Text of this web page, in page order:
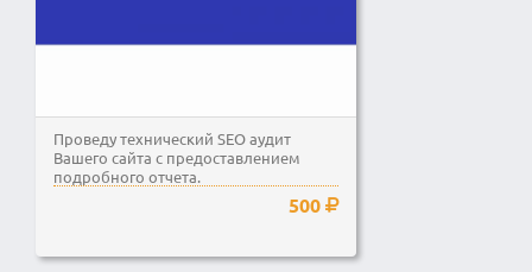
Проведу технический SEO аудит
Вашего сайта с предоставлением
подробного отчета.
500